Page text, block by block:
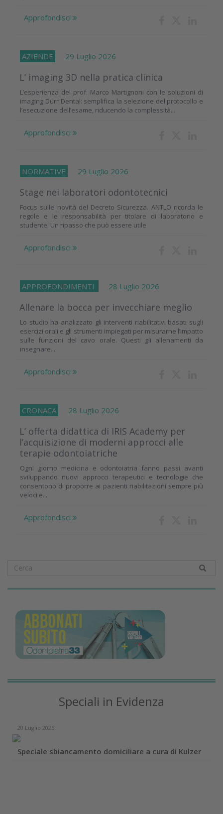
Approfondisci
AZIENDE 29 Luglio 2026
L’ imaging 3D nella pratica clinica
L’esperienza del prof. Marco Martignoni con le soluzioni di
imaging Dürr Dental: semplifica la selezione del protocollo e
l’esecuzione dell’esame, riducendo la complessità...
Approfondisci
NORMATIVE 29 Luglio 2026
Stage nei laboratori odontotecnici
Focus sulle novità del Decreto Sicurezza. ANTLO ricorda le
regole e le responsabilità per titolare di laboratorio e
studente. Un ripasso che può essere utile
Approfondisci
APPROFONDIMENTI 28 Luglio 2026
Allenare la bocca per invecchiare meglio
Lo studio ha analizzato gli interventi riabilitativi basati sugli
esercizi orali e gli strumenti impiegati per misurarne l’impatto
sulle funzioni del cavo orale. Questi gli allenamenti da
insegnare...
Approfondisci
CRONACA 28 Luglio 2026
L’ offerta didattica di IRIS Academy per
l’acquisizione di moderni approcci alle
terapie odontoiatriche
Ogni giorno medicina e odontoiatria fanno passi avanti
sviluppando nuovi approcci terapeutici e tecnologie che
consentono di proporre ai pazienti riabilitazioni sempre più
veloci e...
Approfondisci
Speciali in Evidenza
20 Luglio 2026
Speciale sbiancamento domiciliare a cura di Kulzer